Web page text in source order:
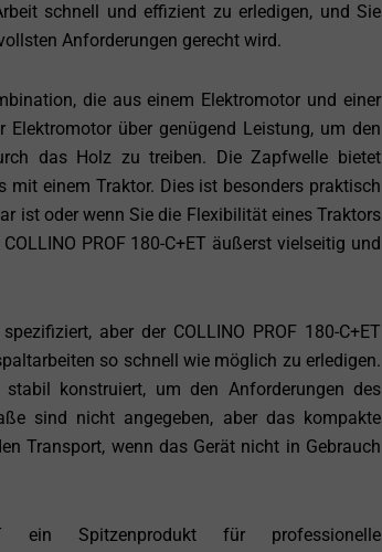
schnell und effizient zu erledigen, und Sie
Anforderungen gerecht wird.
die aus einem Elektromotor und einer
über genügend Leistung, um den
das Holz zu treiben. Die Zapfwelle bietet
einem Traktor. Dies ist besonders praktisch
ist oder wenn Sie die Flexibilität eines Traktors
PROF 180-C+ET äußerst vielseitig und
aber der COLLINO PROF 180-C+ET
so schnell wie möglich zu erledigen.
konstruiert, um den Anforderungen des
sind nicht angegeben, aber das kompakte
Transport, wenn das Gerät nicht in Gebrauch
ein Spitzenprodukt für professionelle